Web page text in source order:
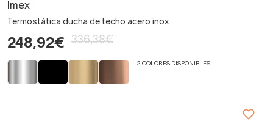
Imex
Termostática ducha de techo acero inox
248,92€ 336,38€
+ 2 COLORES DISPONIBLES